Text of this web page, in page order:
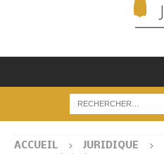
ACCUEIL JURIDIQUE